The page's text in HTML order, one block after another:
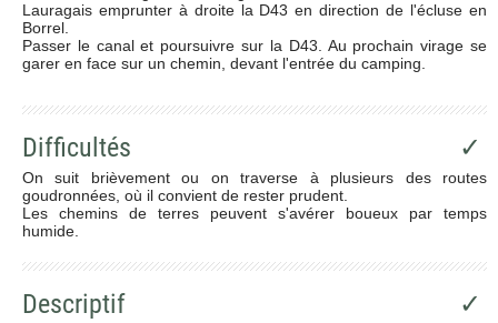
Lauragais emprunter à droite la D43 en direction de l'écluse en
Borrel.
Passer le canal et poursuivre sur la D43. Au prochain virage se
garer en face sur un chemin, devant l'entrée du camping.
Difficultés ✓
On suit brièvement ou on traverse à plusieurs des routes
goudronnées, où il convient de rester prudent.
Les chemins de terres peuvent s'avérer boueux par temps
humide.
Descriptif ✓